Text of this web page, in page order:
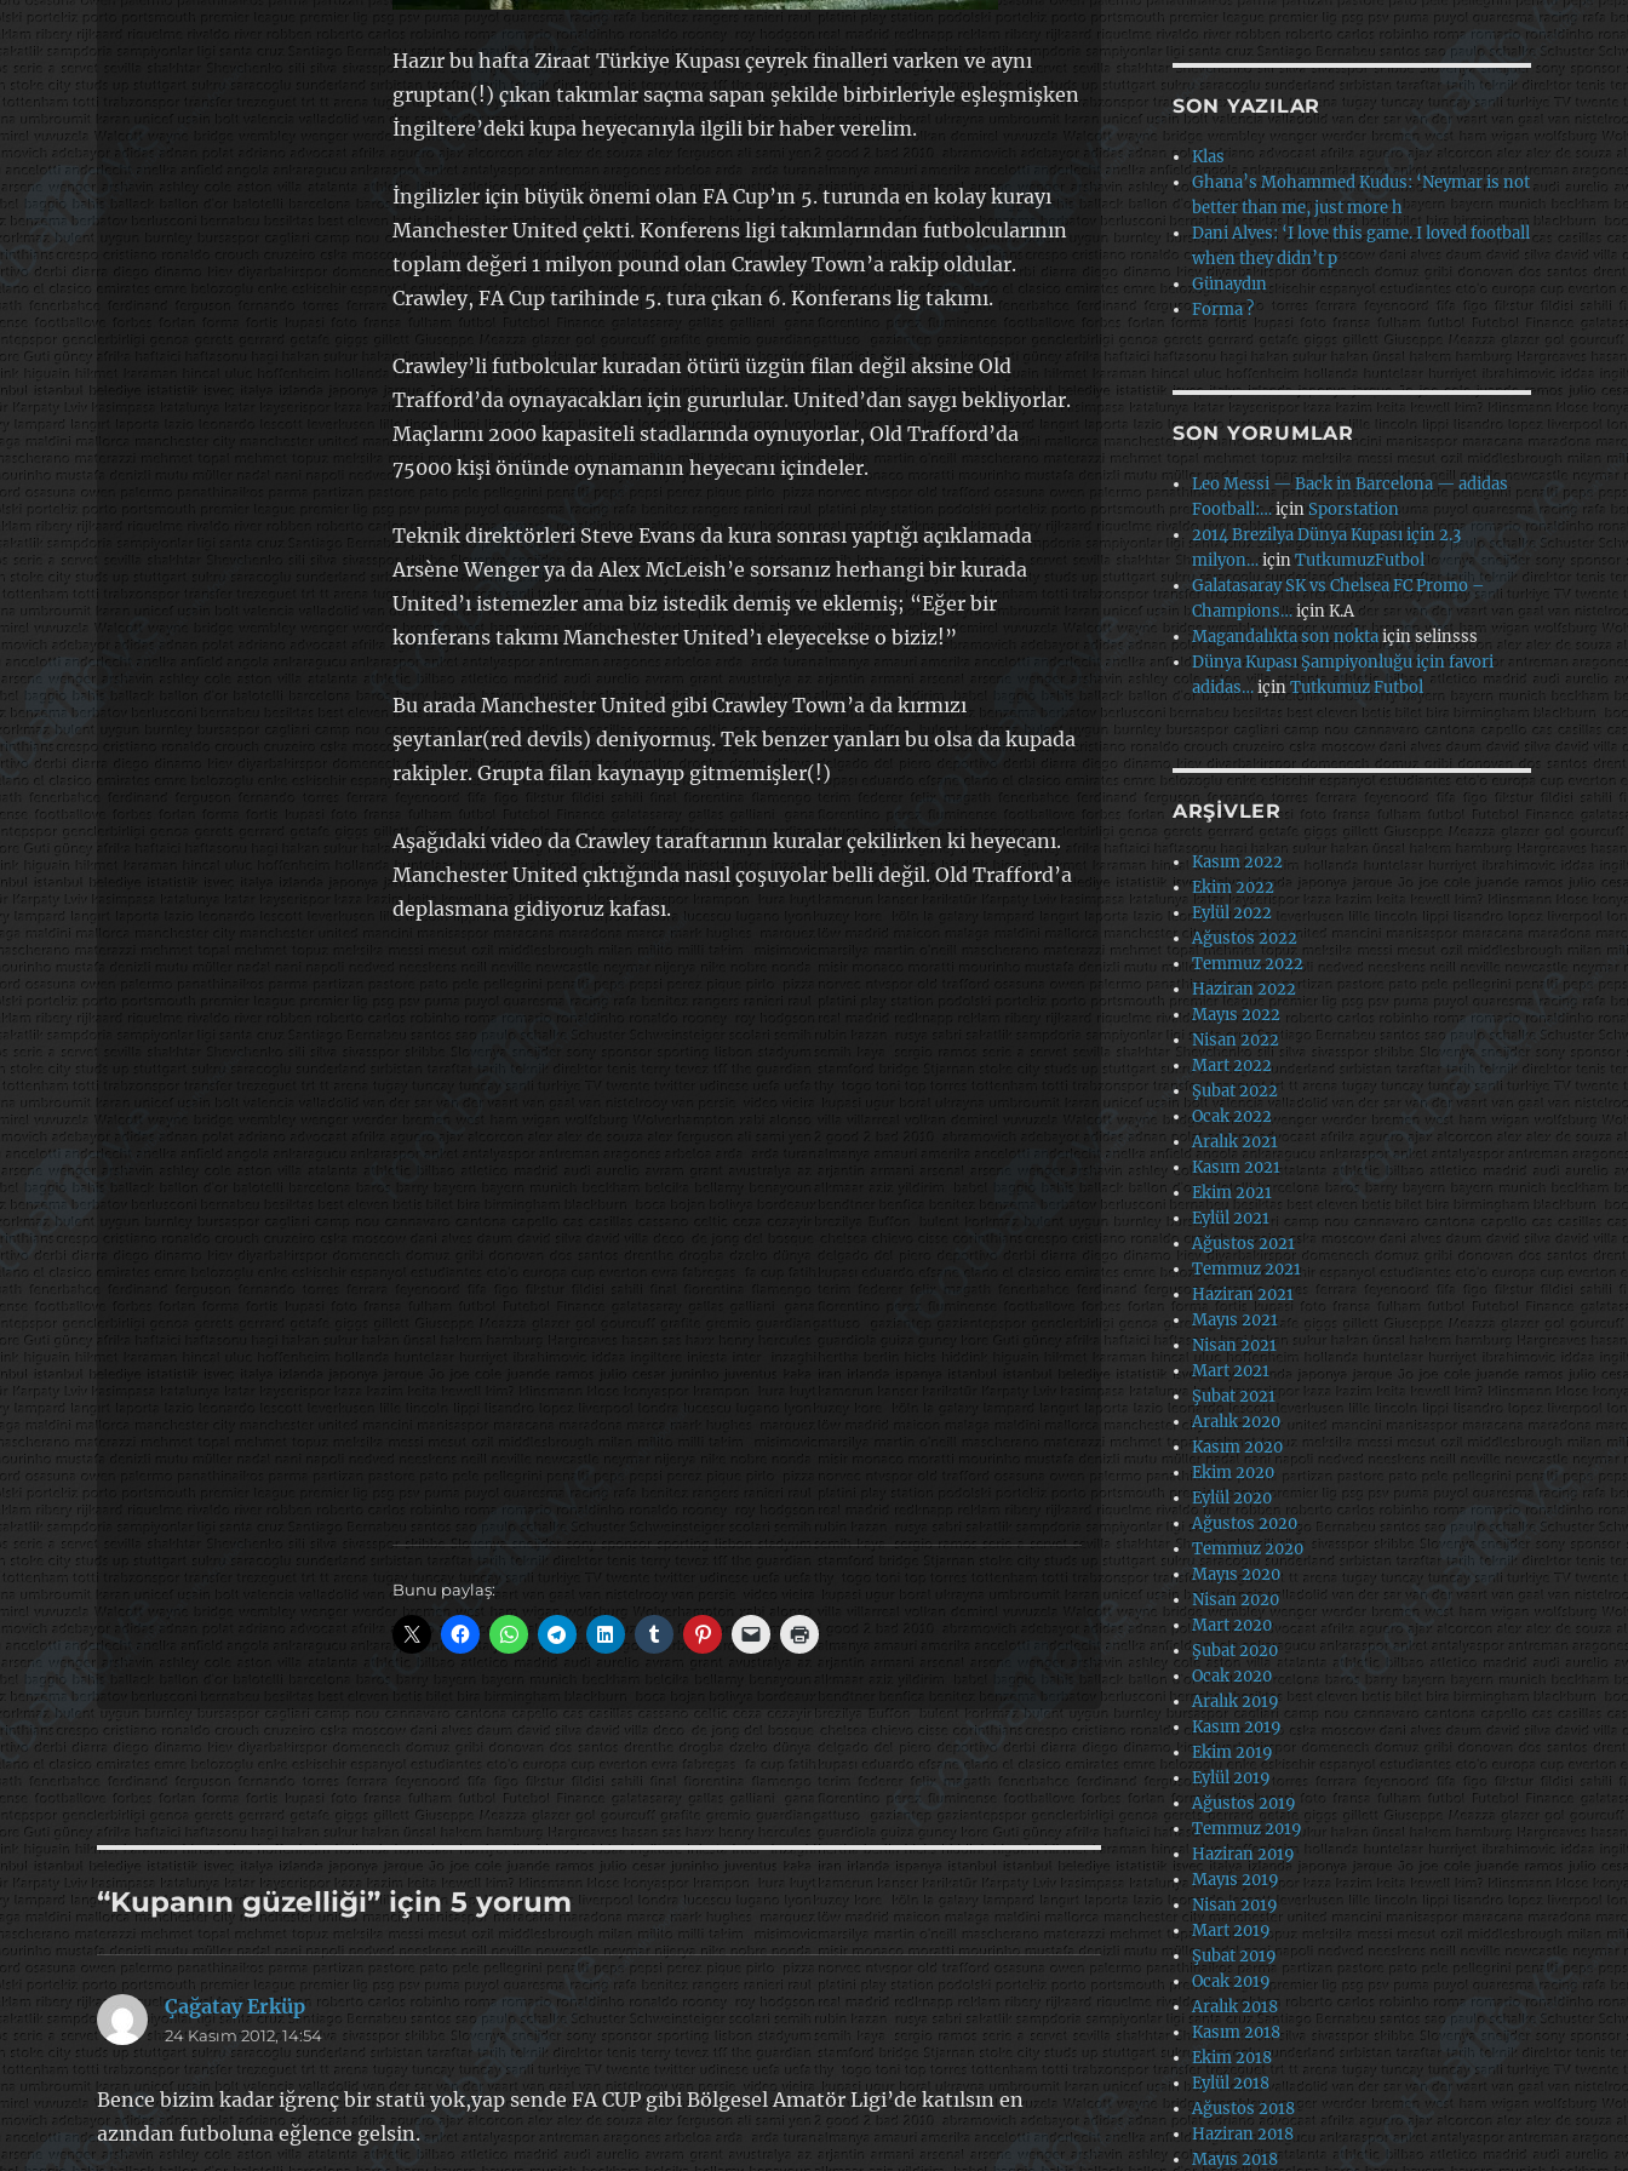
Hazır bu hafta Ziraat Türkiye Kupası çeyrek finalleri varken ve aynı
gruptan(!) çıkan takımlar saçma sapan şekilde birbirleriyle eşleşmişken
İngiltere’deki kupa heyecanıyla ilgili bir haber verelim.
İngilizler için büyük önemi olan FA Cup’ın 5. turunda en kolay kurayı
Manchester United çekti. Konferens ligi takımlarından futbolcularının
toplam değeri 1 milyon pound olan Crawley Town’a rakip oldular.
Crawley, FA Cup tarihinde 5. tura çıkan 6. Konferans lig takımı.
Crawley’li futbolcular kuradan ötürü üzgün filan değil aksine Old
Trafford’da oynayacakları için gururlular. United’dan saygı bekliyorlar.
Maçlarını 2000 kapasiteli stadlarında oynuyorlar, Old Trafford’da
75000 kişi önünde oynamanın heyecanı içindeler.
Teknik direktörleri Steve Evans da kura sonrası yaptığı açıklamada
Arsène Wenger ya da Alex McLeish’e sorsanız herhangi bir kurada
United’ı istemezler ama biz istedik demiş ve eklemiş; “Eğer bir
konferans takımı Manchester United’ı eleyecekse o biziz!”
Bu arada Manchester United gibi Crawley Town’a da kırmızı
şeytanlar(red devils) deniyormuş. Tek benzer yanları bu olsa da kupada
rakipler. Grupta filan kaynayıp gitmemişler(!)
Aşağıdaki video da Crawley taraftarının kuralar çekilirken ki heyecanı.
Manchester United çıktığında nasıl çoşuyolar belli değil. Old Trafford’a
deplasmana gidiyoruz kafası.
Bunu paylaş:
“Kupanın güzelliği” için 5 yorum
Çağatay Erküpdedi
ki:
24 Kasım 2012, 14:54
Bence bizim kadar iğrenç bir statü yok,yap sende FA CUP gibi Bölgesel Amatör Ligi’de katılsın en
azından futboluna eğlence gelsin.
SON YAZILAR
Klas
Ghana’s Mohammed Kudus: ‘Neymar is not
better than me, just more h
Dani Alves: ‘I love this game. I loved football
when they didn’t p
Günaydın
Forma ?
SON YORUMLAR
Leo Messi — Back in Barcelona — adidas
Football:…içinSporstation
2014 Brezilya Dünya Kupası için 2.3
milyon…içinTutkumuzFutbol
Galatasaray SK vs Chelsea FC Promo –
Champions…içinK.A
Magandalıkta son noktaiçinselinsss
Dünya Kupası Şampiyonluğu için favori
adidas…içinTutkumuz Futbol
ARŞIVLER
Kasım 2022
Ekim 2022
Eylül 2022
Ağustos 2022
Temmuz 2022
Haziran 2022
Mayıs 2022
Nisan 2022
Mart 2022
Şubat 2022
Ocak 2022
Aralık 2021
Kasım 2021
Ekim 2021
Eylül 2021
Ağustos 2021
Temmuz 2021
Haziran 2021
Mayıs 2021
Nisan 2021
Mart 2021
Şubat 2021
Aralık 2020
Kasım 2020
Ekim 2020
Eylül 2020
Ağustos 2020
Temmuz 2020
Mayıs 2020
Nisan 2020
Mart 2020
Şubat 2020
Ocak 2020
Aralık 2019
Kasım 2019
Ekim 2019
Eylül 2019
Ağustos 2019
Temmuz 2019
Haziran 2019
Mayıs 2019
Nisan 2019
Mart 2019
Şubat 2019
Ocak 2019
Aralık 2018
Kasım 2018
Ekim 2018
Eylül 2018
Ağustos 2018
Haziran 2018
Mayıs 2018